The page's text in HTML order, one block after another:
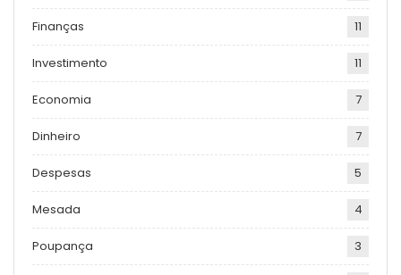
Finanças 11
Investimento 11
Economia 7
Dinheiro 7
Despesas 5
Mesada 4
Poupança 3